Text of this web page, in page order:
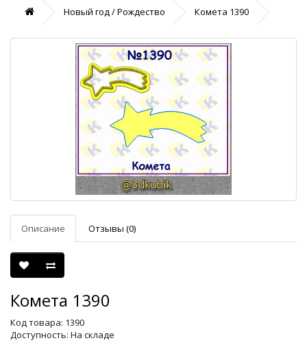
Новый год / Рождество Комета 1390
Описание Отзывы (0)
Комета 1390
Код товара: 1390
Доступность: На складе